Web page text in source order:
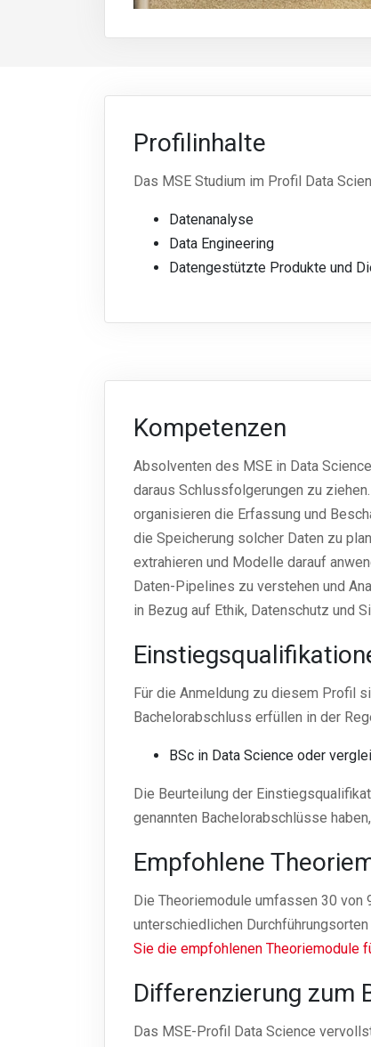
Profilinhalte
Das MSE Studium im Profil Data
Datenanalyse
Data Engineering
Datengestützte Produkte und
Kompetenzen
Absolventen des MSE in Data
daraus Schlussfolgerungen zu
organisieren die Erfassung und
die Speicherung solcher Daten zu
extrahieren und Modelle darauf
Daten-Pipelines zu verstehen und
in Bezug auf Ethik, Datenschutz und
Für die Anmeldung zu diesem Profil
Bachelorabschluss erfüllen in der
BSc in Data Science oder
Die Beurteilung der
genannten Bachelorabschlüsse
Empfohlene
Die Theoriemodule umfassen 30 von
unterschiedlichen
Sie die empfohlenen Theoriemodule
Differenzierung zum
Das MSE-Profil Data Science